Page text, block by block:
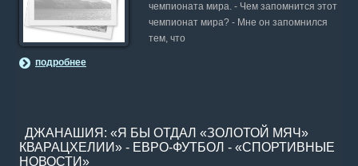
чемпионата мира. - Чем запомнится этот
чемпионат мира? - Мне он запомнился
тем, что
подробнее
ДЖАНАШИЯ: «Я БЫ ОТДАЛ «ЗОЛОТОЙ МЯЧ»
КВАРАЦХЕЛИИ» - ЕВРО-ФУТБОЛ - «СПОРТИВНЫЕ
НОВОСТИ»